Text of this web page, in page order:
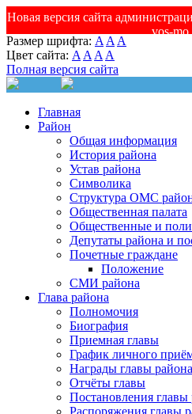
Новая версия сайта
vos-
Размер шрифта: A A A
Цвет сайта: A A A A
Полная версия сайта
Главная
Район
Общая информация
История района
Устав района
Символика
Структура ОМС
Общественная палата
Общественные и
Депутаты района и
Почетные граждане
Положение
СМИ района
Глава района
Полномочия
Биография
Приемная главы
График личного
Награды главы района
Отчёты главы
Постановления главы
Распоряжения главы